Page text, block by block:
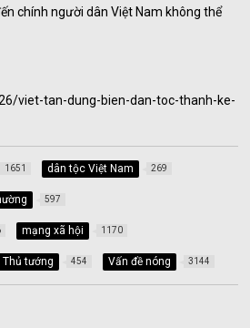
chính người dân Việt Nam không thể
viet-tan-dung-bien-dan-toc-thanh-ke-
1651 dân tộc Việt Nam 269
597
mạng xã hội 1170
Thủ tướng 454 Vấn đề nóng 3144